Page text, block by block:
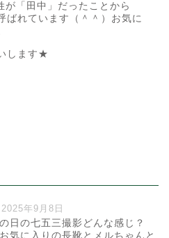
が「田中」だったことから
ばれています（＾＾）お気に
します★
年9月8日
日の七五三撮影どんな感じ？
気に入りの長靴とメルちゃんと